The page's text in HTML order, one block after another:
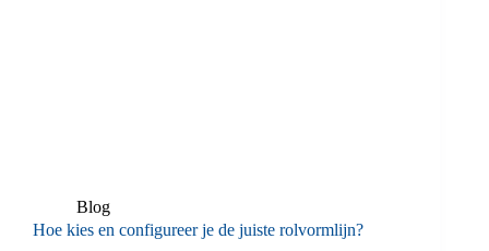
Blog
Hoe kies en configureer je de juiste rolvormlijn?